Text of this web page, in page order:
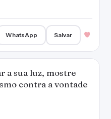
WhatsApp Salvar
a sua luz, mostre
contra a vontade